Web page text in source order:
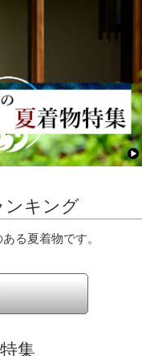
ンキング
る夏着物です。
集